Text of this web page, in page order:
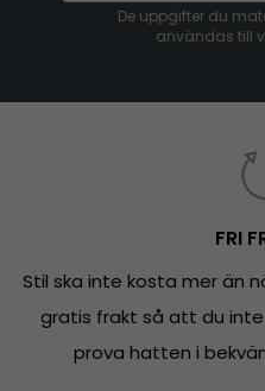
De uppgifter du
användas till
FRI
Stil ska inte kosta mer än
gratis frakt så att du
prova hatten i